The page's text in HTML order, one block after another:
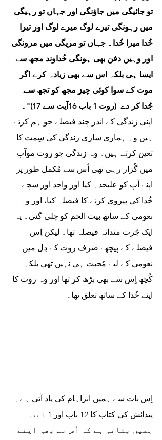
تو جائیگی میں جاؤنگی اور جہاں تو رہیگی
میں رہونگی تیرے لوگ میرے لوگ اور تیرا
خُدا میرا خُدا۔ جہاں تو مریگی میں مرونگی
اور وہیں دفن بھی ہونگی خُداوند مجھ سے
ایسا ہی بلکہ اس سے بھی زیادہ کرے اگر
موت کے سوا کوئی چیز مجھ کو تجھ سے
جُدا کر دے  (روت 1 باب 16آیت سے 17)"۔
اپنی زندگی کے اندر چند فیصلے جو ہم کرتے
ہیں وہ ہماری ساری زندگی کی سِمت کا
تعین کرتے ہیں۔ وہ زندگی جو روت موآب
میں گُزار رہی تھی اُس سے مُکمل طور پر
اپنے آپ کو علیحدہ کیا اور واحد اور سچے
خُدا کی پیروی کرنے کا فیصلہ کیا، اور وہ
نعومی کے ساتھ بیت الحم کو چلی گئی۔ یہ
ایک جُرت مندانہ فیصلہ تھا۔ لیکن اِس
فیصلے کے پیچھے صرف روت کے دِل میں
نعومی کے لیے مُحبت ہی نہیں تھی بلکہ
کُچھ اِس سے بھی بڑھ کر تھا اور وہ روت کا
اپنے خُدا کے ساتھ تعلق تھا۔
اِس بات سے ہمیں ابراہام کی یاد آتی ہے۔
پیدائش کی کتاب کا 12 باب اور 1 آیت
ہمیں بتاتی ہے کہ اُس نے بھی اپنے